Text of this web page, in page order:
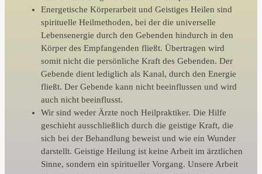
Energetische Körperarbeit und Geistiges Heilen sind
spirituelle Heilmethoden, bei der die universelle
Lebensenergie durch den Gebenden hindurch in den
Körper des Empfangenden fließt. Übertragen wird
somit nicht die persönliche Kraft des Gebenden. Der
Gebende dient lediglich als Kanal, durch den Energie
fließt. Der Gebende kann nicht beeinflussen und wird
auch nicht beeinflusst.
Wir sind weder Ärzte noch Heilpraktiker. Die Hilfe
geschieht ausschließlich durch die geistige Kraft, die
sich bei der Behandlung beweist und wie ein Wunder
darstellt. Geistige Heilung ist keine Arbeit im ärztlichen
Sinne, sondern ein spiritueller Vorgang. Unsere Arbeit